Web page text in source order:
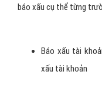
báo xấu cụ thể từng
Báo xấu tài
xấu tài khoản